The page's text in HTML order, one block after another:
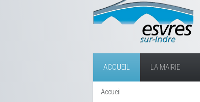
ACCUEIL LA MAIRIE
Accueil